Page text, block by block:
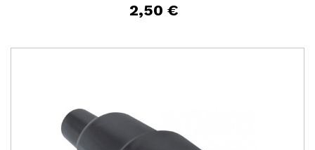
2,50 €